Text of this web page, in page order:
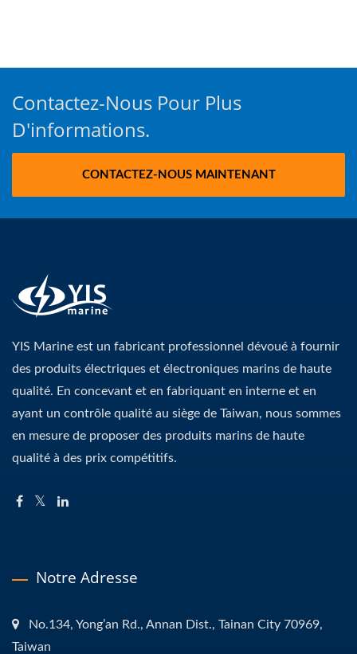
Contactez-Nous Pour Plus
D'informations.
CONTACTEZ-NOUS MAINTENANT
YIS Marine est un fabricant professionnel dévoué à fournir
des produits électriques et électroniques marins de haute
qualité. En concevant et en fabriquant en interne et en
ayant un contrôle qualité au siège de Taiwan, nous sommes
en mesure de proposer des produits marins de haute
qualité à des prix compétitifs.
Notre Adresse
No.134, Yong’an Rd., Annan Dist., Tainan City 70969,
Taiwan